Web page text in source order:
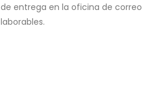
de entrega en la oficina de
laborables.